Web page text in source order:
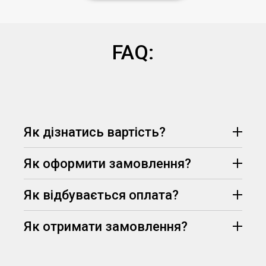
FAQ:
Як дізнатись вартість?
Як оформити замовлення?
Як відбувається оплата?
Як отримати замовлення?